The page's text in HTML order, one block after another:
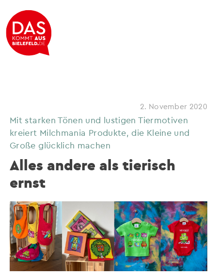
2. November 2020
Mit starken Tönen und lustigen Tiermotiven
kreiert Milchmania Produkte, die Kleine und
Große glücklich machen
Alles andere als tierisch
ernst